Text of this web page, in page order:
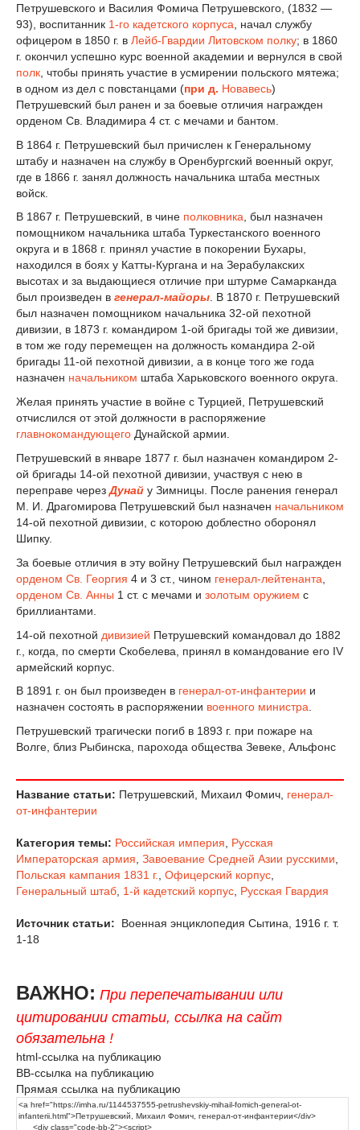
Петрушевского и Василия Фомича Петрушевского, (1832 —
93), воспитанник 1-го кадетского корпуса , начал службу
офицером в 1850 г. в Лейб-Гвардии Литовском полку; в 1860
г. окончил успешно курс военной академии и вернулся в свой
полк , чтобы принять участие в усмирении польского мятежа;
в одном из дел с повстанцами (при д. Новавесь)
Петрушевский был ранен и за боевые отличия награжден
орденом Св. Владимира 4 ст. с мечами и бантом.
В 1864 г. Петрушевский был причислен к Генеральному
штабу и назначен на службу в Оренбургский военный округ,
где в 1866 г. занял должность начальника штаба местных
войск.
В 1867 г. Петрушевский, в чине полковника, был назначен
помощником начальника штаба Туркестанского военного
округа и в 1868 г. принял участие в покорении Бухары,
находился в боях у Катты-Кургана и на Зерабулакских
высотах и за выдающиеся отличие при штурме Самарканда
был произведен в генерал-майоры. В 1870 г. Петрушевский
был назначен помощником начальника 32-ой пехотной
дивизии, в 1873 г. командиром 1-ой бригады той же дивизии,
в том же году перемещен на должность командира 2-ой
бригады 11-ой пехотной дивизии, а в конце того же года
назначен начальником штаба Харьковского военного округа.
Желая принять участие в войне с Турцией, Петрушевский
отчислился от этой должности в распоряжение
главнокомандующего Дунайской армии.
Петрушевский в январе 1877 г. был назначен командиром 2-
ой бригады 14-ой пехотной дивизии, участвуя с нею в
переправе черезДунай у Зимницы. После ранения генерал
M. И. Драгомирова Петрушевский был назначен начальником
14-ой пехотной дивизии, с которою доблестно оборонял
Шипку.
За боевые отличия в эту войну Петрушевский был награжден
орденом Св. Георгия 4 и 3 ст., чином генерал-лейтенанта
орденом Св. Анны 1 ст. с мечами и золотым оружием с
бриллиантами.
14-ой пехотной дивизией Петрушевский командовал до 1882
г., когда, по смерти Скобелева, принял в командование его IV
армейский корпус.
В 1891 г. он был произведен в генерал-от-инфантерии и
назначен состоять в распоряжении военного министра.
Петрушевский трагически погиб в 1893 г. при пожаре на
Волге, близ Рыбинска, парохода общества Зевеке, Альфонс
Название статьи: Петрушевский, Михаил Фомич, генерал-
от-инфантерии
Категория темы: Российская империя
Русская
Императорская армия Завоевание Средней Азии русскими
Польская кампания 1831 г.
Офицерский корпус
Генеральный штаб 1-й кадетский корпус Русская Гвардия
Источник статьи:
Военная энциклопедия Сытина, 1916 г. т.
1-18
ВАЖНО: При перепечатывании или
цитировании статьи, ссылка на сайт
обязательна !
html-ссылка на публикацию
BB-ссылка на публикацию
Прямая ссылка на публикацию